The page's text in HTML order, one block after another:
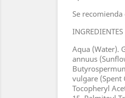
Se recomienda
INGREDIENTES
Aqua (Water).
annuus
vulgare (Spent
Tocopheryl